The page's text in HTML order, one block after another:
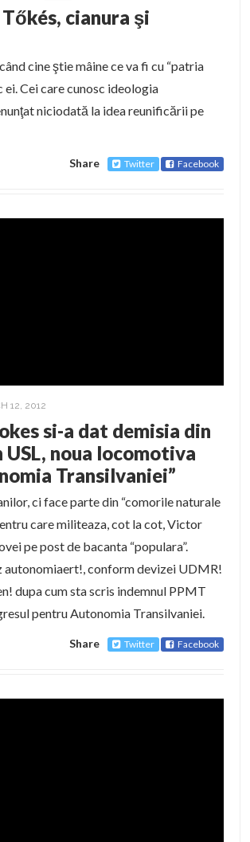
cianura şi
cine ştie mâine ce va fi cu “patria
ei. Cei care cunosc ideologia
niciodată la idea reunificării pe
Share Twitter Facebook
12, 2012
si-a dat demisia din
USL, noua locomotiva
Transilvaniei”
ci face parte din “comorile naturale
care militeaza, cot la cot, Victor
pe post de bacanta “populara”.
autonomiaert!, conform devizei UDMR!
dupa cum sta scris indemnul PPMT
pentru Autonomia Transilvaniei.
Share Twitter Facebook